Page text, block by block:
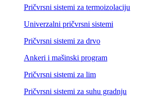
Pričvrsni sistemi za termoizolaciju
Univerzalni pričvrsni sistemi
Pričvrsni sistemi za drvo
Ankeri i mašinski program
Pričvrsni sistemi za lim
Pričvrsni sistemi za suhu gradnju